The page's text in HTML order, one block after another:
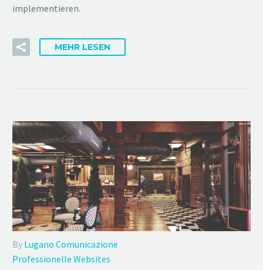
implementieren.
MEHR LESEN
By Lugano Comunicazione
Professionelle Websites